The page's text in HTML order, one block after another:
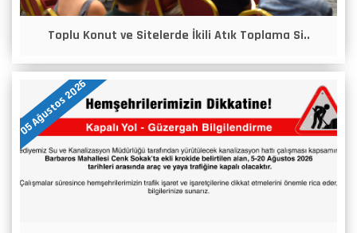
Toplu Konut ve Sitelerde İkili Atık Toplama Si..
05 Ağustos 2026